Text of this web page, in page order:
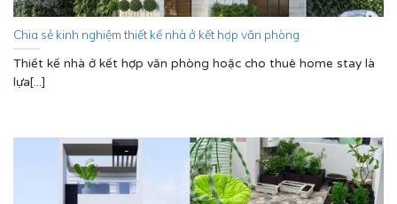
Chia sẻ kinh nghiệm thiết kế nhà ở kết hợp văn phòng
Thiết kế nhà ở kết hợp văn phòng hoặc cho thuê home stay là
lựa[...]